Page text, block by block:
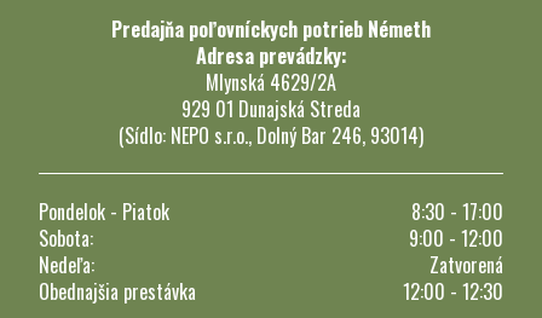
Predajňa poľovníckych potrieb Németh
Adresa prevádzky:
Mlynská 4629/2A
929 01 Dunajská Streda
(Sídlo: NEPO s.r.o., Dolný Bar 246, 93014)
Pondelok - Piatok
8:30 - 17:00
Sobota:
9:00 - 12:00
Nedeľa:
Zatvorená
Obednajšia prestávka
12:00 - 12:30